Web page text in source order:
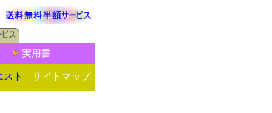
実用書
スト サイトマップ